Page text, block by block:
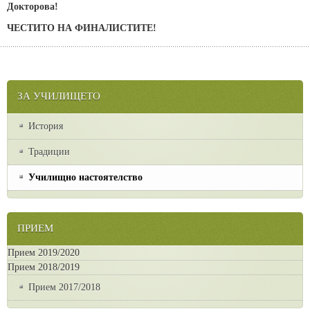
Докторова!
ЧЕСТИТО НА ФИНАЛИСТИТЕ!
ЗА УЧИЛИЩЕТО
История
Традиции
Училищно настоятелство
ПРИЕМ
Прием 2019/2020
Прием 2018/2019
Прием 2017/2018